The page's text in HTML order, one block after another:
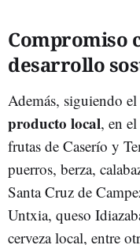
Compromiso
desarrollo
Además, siguiendo
producto local, en
frutas de Caserío y
puerros, berza,
Santa Cruz de
Untxia, queso
cerveza local, entre